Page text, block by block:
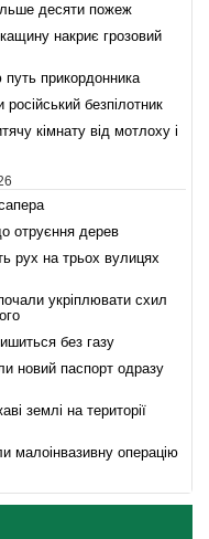
десяти пожеж
накриє грозовий
прикордонника
безпілотник
кімнату від мотлоху і
отруєння дерев
рух на трьох вулицях
укріплювати схил
без газу
новий паспорт одразу
землі на території
малоінвазивну операцію